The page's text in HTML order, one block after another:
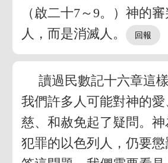
（啟二十7～9。）神的
人，而是消滅人。
讀過民數記十六章這
我們許多人可能對神的
慈、和赦免起了疑問。
犯罪的以色列人，仍要懲